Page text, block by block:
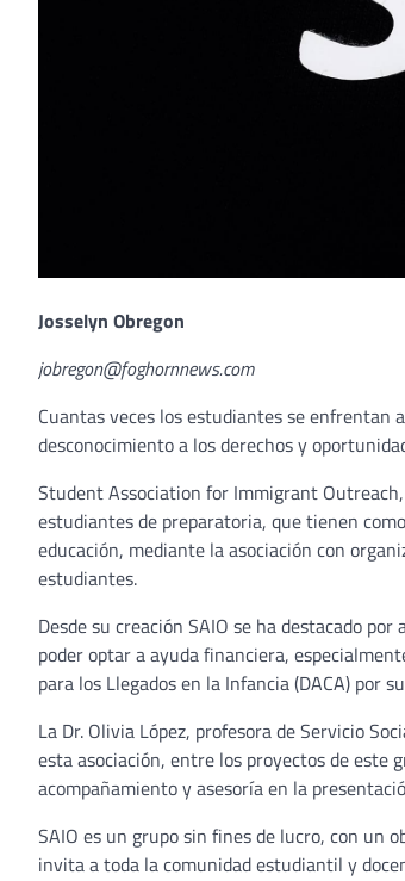
Josselyn Obregon
jobregon@foghornnews.com
Cuantas veces los estudiantes se enfrentan
desconocimiento a los derechos y
Student Association for Immigrant
estudiantes de preparatoria, que tienen
educación, mediante la asociación con
estudiantes.
Desde su creación SAIO se ha destacado
poder optar a ayuda financiera,
para los Llegados en la Infancia (DACA) por
La Dr. Olivia López, profesora de Servicio
esta asociación, entre los proyectos de este
acompañamiento y asesoría en la
SAIO es un grupo sin fines de lucro, con un
invita a toda la comunidad estudiantil y